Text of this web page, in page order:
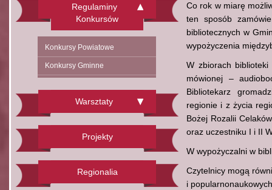
Regulaminy
Konkursów
Konkursy Powiatowe
Konkursy Gminne
Warsztaty
Projekty
Regionalia
Co rok w miarę
ten sposób
bibliotecznych w
wypożyczenia
W zbiorach
mówionej –
Bibliotekarz
regionie i z życia
Bożej Rozalii
oraz uczestniku I i II
W wypożyczalni w
Czytelnicy mogą
i